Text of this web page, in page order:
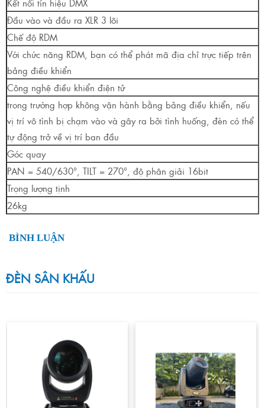
Kết nối tín hiệu DMX
Đầu vào và đầu ra XLR 3 lõi
Chế độ RDM
Với chức năng RDM, bạn có thể phát mã địa chỉ trực tiếp trên
bảng điều khiển
Công nghệ điều khiển điện tử
trong trường hợp không vận hành bằng bảng điều khiển, nếu
vị trí vô tình bị chạm vào và gây ra bởi tình huống, đèn có thể
tự động trở về vị trí ban đầu
Góc quay
PAN = 540/630°, TILT = 270°, độ phân giải 16bit
Trọng lượng tịnh
26kg
BÌNH LUẬN
ĐÈN SÂN KHẤU